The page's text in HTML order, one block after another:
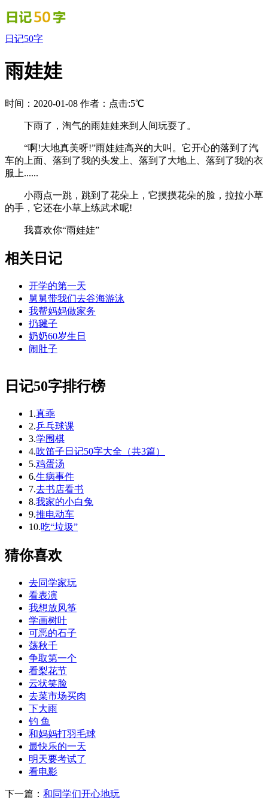
日记50字
雨娃娃
时间：2020-01-08 作者： 点击:5℃
下雨了，淘气的雨娃娃来到人间玩耍了。
“啊!大地真美呀!”雨娃娃高兴的大叫。它开心的落到了汽
车的上面、落到了我的头发上、落到了大地上、落到了我的衣
服上......
小雨点一跳，跳到了花朵上，它摸摸花朵的脸，拉拉小草
的手，它还在小草上练武术呢!
我喜欢你“雨娃娃”
相关日记
开学的第一天
舅舅带我们去谷海游泳
我帮妈妈做家务
扔毽子
奶奶60岁生日
闹肚子
日记50字排行榜
1.真乖
2.乒乓球课
3.学围棋
4.吹笛子日记50字大全（共3篇）
5.鸡蛋汤
6.生病事件
7.去书店看书
8.我家的小白兔
9.推电动车
10.吃“垃圾”
猜你喜欢
去同学家玩
看表演
我想放风筝
学画树叶
可恶的石子
荡秋千
争取第一个
看梨花节
云状笑脸
去菜市场买肉
下大雨
钓 鱼
和妈妈打羽毛球
最快乐的一天
明天要考试了
看电影
下一篇： 和同学们开心地玩